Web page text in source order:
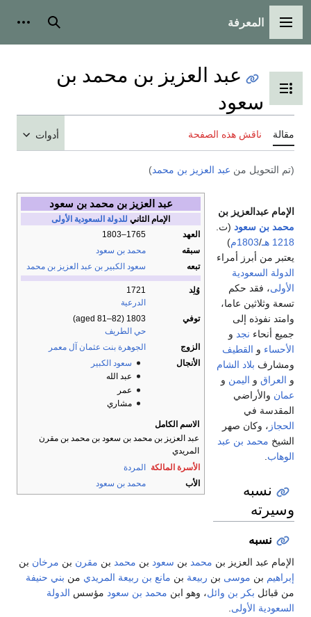
القائمة الرئيسية
المعرفة بحث
تبديل عرض جدول المحتويات
عبد العزيز بن محمد بن
سعود
مقالة ناقش هذه الصفحة أدوات
(تم التحويل من عبد العزيز بن محمد)
عبد العزيز بن محمد بن سعود
الإمام الثاني للدولة السعودية الأولى
العهد
1765–1803
سبقه
محمد بن سعود
تبعه
سعود الكبير بن عبد العزيز بن محمد
وُلِد
1721
الدرعية
توفي
1803 (aged 81–82)
حي الطريف
الزوج
الجوهرة بنت عثمان آل معمر
الأنجال
سعود الكبير
عبد الله
عمر
مشاري
الاسم الكامل
عبد العزيز بن محمد بن سعود بن محمد بن مقرن
المريدي
الأسرة المالكة
المردة
الأب
محمد بن سعود
الإمام عبدالعزيز بن
محمد بن سعود (ت.
1218 هـ
/1803م
)
يعتبر من أبرز أمراء
الدولة السعودية
الأولى، فقد حكم
تسعة وثلاثين عاما،
وامتد نفوذه إلى
جميع أنحاء نجد و
الأحساء و القطيف
ومشارف بلاد الشام
و العراق و اليمن و
عمان والأراضي
المقدسة في
الحجاز ، وكان صهر
الشيخ محمد بن عبد
الوهاب
نسبه
وسيرته
نسبه
الإمام عبد العزيز بن محمد بن سعود بن محمد بن مقرن بن مرخان بن
إبراهيم بن موسى بن ربيعة بن مانع بن ربيعة المريدي من بني حنيفة
من قبائل بكر بن وائل، وهو ابن محمد بن سعود مؤسس الدولة
السعودية الأولى